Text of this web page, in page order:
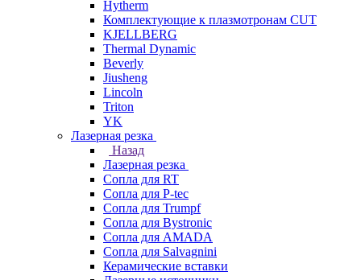
Hytherm
Комплектующие к плазмотронам CUT
KJELLBERG
Thermal Dynamic
Beverly
Jiusheng
Lincoln
Triton
YK
Лазерная резка
Назад
Лазерная резка
Сопла для RT
Сопла для P-tec
Сопла для Trumpf
Сопла для Bystronic
Сопла для AMADA
Сопла для Salvagnini
Керамические вставки